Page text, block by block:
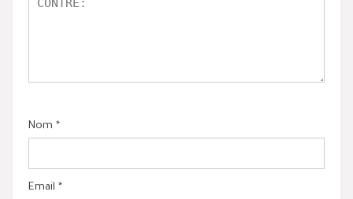
Nom *
Email *